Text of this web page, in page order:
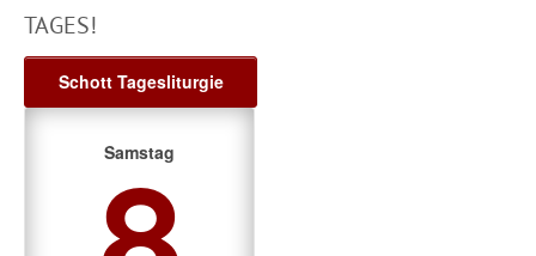
TAGES!
Schott Tagesliturgie
Samstag